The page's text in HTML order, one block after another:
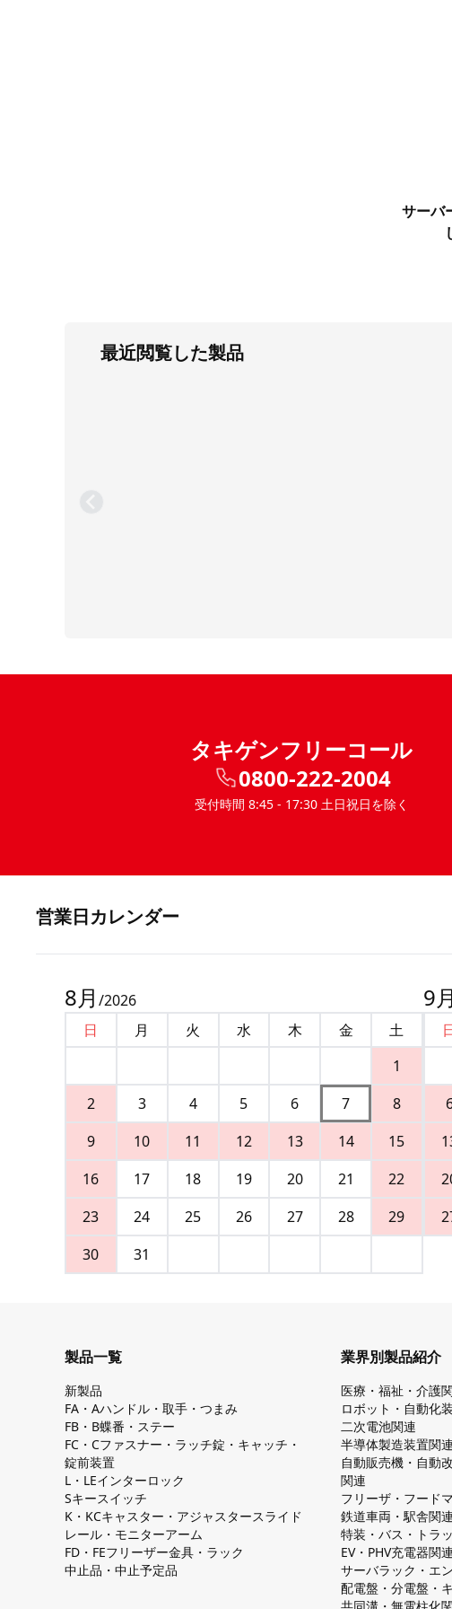
サーバ
最近閲覧した製品
タキゲンフリーコール
0800-222-2004
受付時間 8:45 - 17:30 土日祝日を除く
営業⽇カレンダー
8月 /2026
日
月 火 水 木 金
土
1
2
3 4 5 6 7
8
9
10 11 12 13 14
15
16
17 18 19 20 21
22
23
24 25 26 27 28
29
30
31
9月
製品一覧
新製品
FA・Aハンドル・取手・つまみ
FB・B蝶番・ステー
FC・Cファスナー・ラッチ錠・キャッチ・
錠前装置
L・LEインターロック
Sキースイッチ
K・KCキャスター・アジャスタースライド
レール・モニターアーム
FD・FEフリーザー金具・ラック
中止品・中止予定品
業界別製品紹介
医療・福祉・介護
ロボット・自動化
二次電池関連
半導体製造装置関連
自動販売機・自動
関連
フリーザ・フード
鉄道車両・駅舎関連
特装・バス・トラ
EV・PHV充電器関連
サーバラック・エ
配電盤・分電盤・